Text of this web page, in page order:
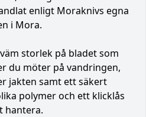
enligt Moraknivs egna
i Mora.
storlek på bladet som
du möter på vandringen,
jakten samt ett säkert
polymer och ett klicklås
hantera.